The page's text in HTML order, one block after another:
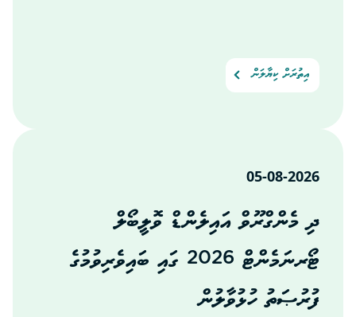
އިތުރަށް ކިޔާލަން
05-08-2026
ދި މެންގްރޫވް އައިލެންޑް ވޮލީބޯލް
ޓޯރނަމެންޓް 2026 ގައި ބައިވެރިވުމުގެ
ފުރުޞަތު ހުޅުވާލުން